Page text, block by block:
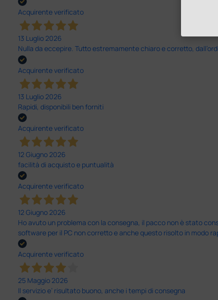
Acquirente verificato
13 Luglio 2026
Nulla da eccepire. Tutto estremamente chiaro e corretto,
Acquirente verificato
13 Luglio 2026
Rapidi, disponibili ben forniti
Acquirente verificato
12 Giugno 2026
facilità di acquisto e puntualità
Acquirente verificato
12 Giugno 2026
Ho avuto un problema con la consegna, il pacco non è stato
software per il PC non corretto e anche questo risolto in modo
Acquirente verificato
25 Maggio 2026
Il servizio e’ risultato buono, anche i tempi di consegna